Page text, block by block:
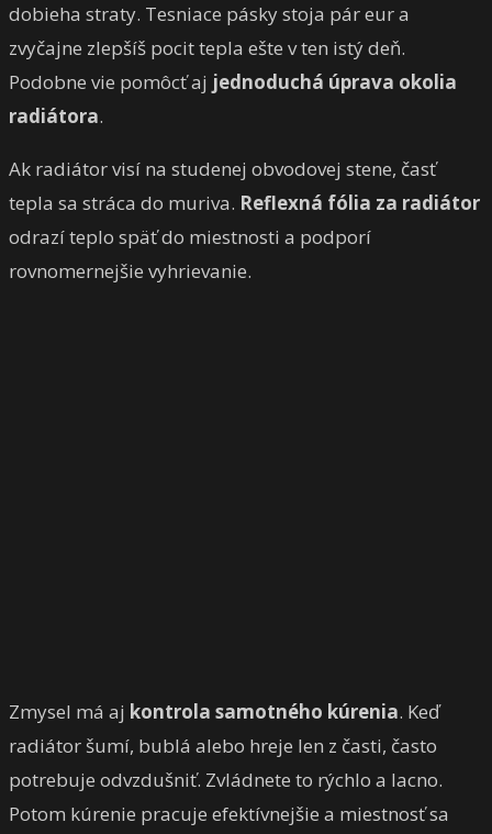
dobieha straty. Tesniace pásky stoja pár eur a
zvyčajne zlepšíš pocit tepla ešte v ten istý deň.
Podobne vie pomôcť aj jednoduchá úprava okolia
radiátora.
Ak radiátor visí na studenej obvodovej stene, časť
tepla sa stráca do muriva. Reflexná fólia za radiátor
odrazí teplo späť do miestnosti a podporí
rovnomernejšie vyhrievanie.
Zmysel má aj kontrola samotného kúrenia. Keď
radiátor šumí, bublá alebo hreje len z časti, často
potrebuje odvzdušniť. Zvládnete to rýchlo a lacno.
Potom kúrenie pracuje efektívnejšie a miestnosť sa